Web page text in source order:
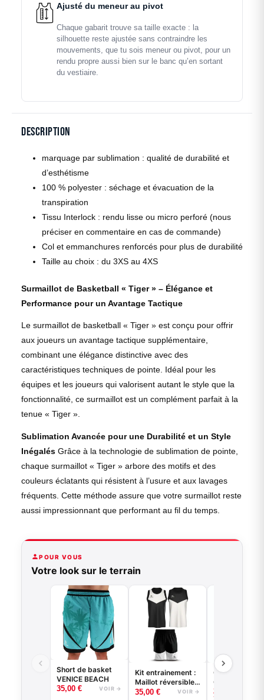
Ajusté du meneur au pivot
Chaque gabarit trouve sa taille exacte : la
silhouette reste ajustée sans contraindre les
mouvements, que tu sois meneur ou pivot, pour un
rendu propre aussi bien sur le banc qu’en sortant
du vestiaire.
Description
marquage par sublimation : qualité de durabilité et
d’esthétisme
100 % polyester : séchage et évacuation de la
transpiration
Tissu Interlock : rendu lisse ou micro perforé (nous
préciser en commentaire en cas de commande)
Col et emmanchures renforcés pour plus de durabilité
Taille au choix : du 3XS au 4XS
Surmaillot de Basketball « Tiger » – Élégance et
Performance pour un Avantage Tactique
Le surmaillot de basketball « Tiger » est conçu pour offrir
aux joueurs un avantage tactique supplémentaire,
combinant une élégance distinctive avec des
caractéristiques techniques de pointe. Idéal pour les
équipes et les joueurs qui valorisent autant le style que la
fonctionnalité, ce surmaillot est un complément parfait à la
tenue « Tiger ».
Sublimation Avancée pour une Durabilité et un Style
Inégalés Grâce à la technologie de sublimation de pointe,
chaque surmaillot « Tiger » arbore des motifs et des
couleurs éclatants qui résistent à l’usure et aux lavages
fréquents. Cette méthode assure que votre surmaillot reste
aussi impressionnant que performant au fil du temps.
POUR VOUS
Votre look sur le terrain
Short de basket
VENICE BEACH
35,00 € VOIR →
Kit entrainement :
Maillot réversible
+ short
35,00 € VOIR →
Collant 3/4 -
Game - Noir ou
Blanc -
22,00